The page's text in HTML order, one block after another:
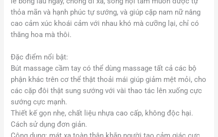
thỏa mãn và hạnh phúc tự sướng, và giúp cặp nam nữ nâng
cao cảm xúc khoái cảm với nhau khó mà cưỡng lại, chỉ có
thăng hoa mà thôi.
Đặc điểm nổi bật:
Bút massage cầm tay có thể dùng massage tất cả các bộ
phận khác trên cơ thể thật thoải mái giúp giảm mệt mỏi, cho
các cặp đôi thật sung sướng với vài thao tác lên xuống cực
sướng cực mạnh.
Thiết kế gọn nhẹ, chất liệu nhựa cao cấp, không độc hại.
Cách sử dụng đơn giản.